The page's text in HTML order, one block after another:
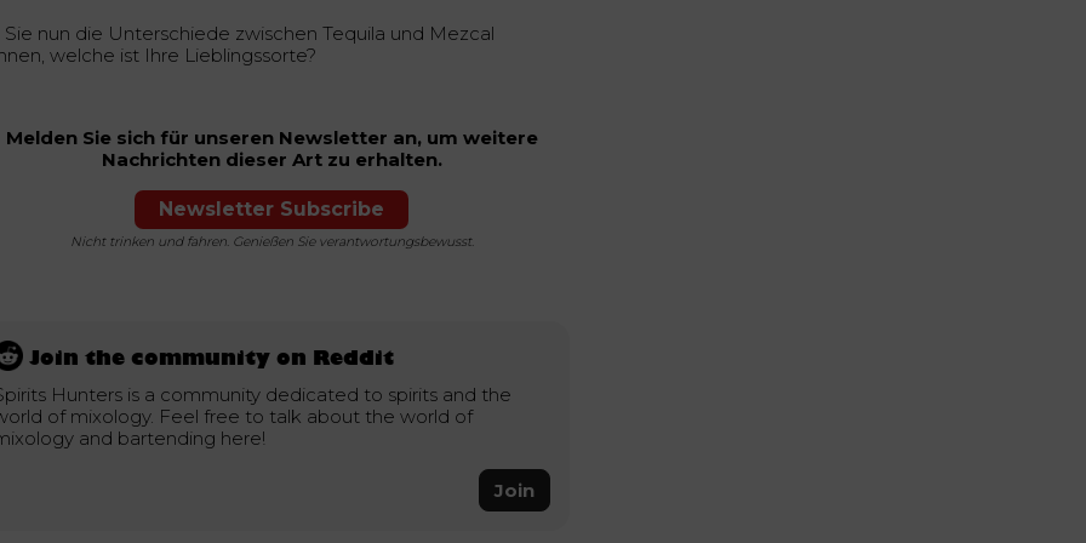
Sie nun die Unterschiede zwischen Tequila und Mezcal
welche ist Ihre Lieblingssorte?
Melden Sie sich für unseren Newsletter an, um weitere
Nachrichten dieser Art zu erhalten.
Newsletter Subscribe
Nicht trinken und fahren. Genießen Sie verantwortungsbewusst.
Join the community on Reddit
Hunters is a community dedicated to spirits and the
of mixology. Feel free to talk about the world of
and bartending here!
Join